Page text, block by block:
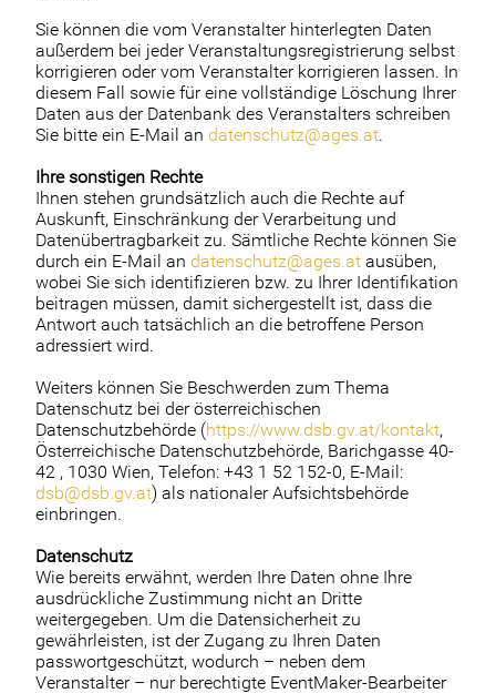
Sie können die vom Veranstalter hinterlegten Daten
außerdem bei jeder Veranstaltungsregistrierung selbst
korrigieren oder vom Veranstalter korrigieren lassen. In
diesem Fall sowie für eine vollständige Löschung Ihrer
Daten aus der Datenbank des Veranstalters schreiben
Sie bitte ein E-Mail an datenschutz@ages.at.
Ihre sonstigen Rechte
Ihnen stehen grundsätzlich auch die Rechte auf
Auskunft, Einschränkung der Verarbeitung und
Datenübertragbarkeit zu. Sämtliche Rechte können Sie
durch ein E-Mail an datenschutz@ages.at ausüben,
wobei Sie sich identifizieren bzw. zu Ihrer Identifikation
beitragen müssen, damit sichergestellt ist, dass die
Antwort auch tatsächlich an die betroffene Person
adressiert wird.
Weiters können Sie Beschwerden zum Thema
Datenschutz bei der österreichischen
Datenschutzbehörde (https://www.dsb.gv.at/kontakt,
Österreichische Datenschutzbehörde, Barichgasse 40-
42 , 1030 Wien, Telefon: +43 1 52 152-0, E-Mail:
dsb@dsb.gv.at) als nationaler Aufsichtsbehörde
einbringen.
Datenschutz
Wie bereits erwähnt, werden Ihre Daten ohne Ihre
ausdrückliche Zustimmung nicht an Dritte
weitergegeben. Um die Datensicherheit zu
gewährleisten, ist der Zugang zu Ihren Daten
passwortgeschützt, wodurch – neben dem
Veranstalter – nur berechtigte EventMaker-Bearbeiter